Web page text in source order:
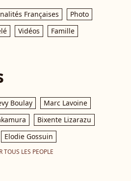
Françaises
Photo
Vidéos Famille
Boulay
Marc Lavoine
Bixente Lizarazu
Elodie Gossuin
TOUS LES PEOPLE